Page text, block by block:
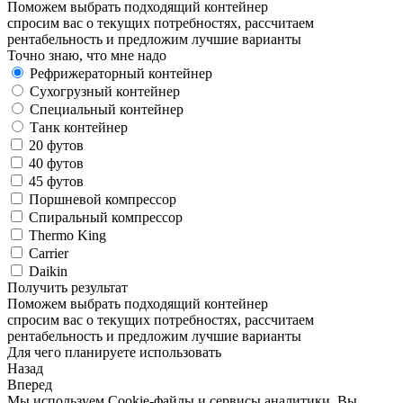
Поможем выбрать подходящий контейнер
спросим вас о текущих потребностях, рассчитаем
рентабельность и предложим лучшие варианты
Точно знаю, что мне надо
Рефрижераторный контейнер
Сухогрузный контейнер
Специальный контейнер
Танк контейнер
20 футов
40 футов
45 футов
Поршневой компрессор
Спиральный компрессор
Thermo King
Carrier
Daikin
Получить результат
Поможем выбрать подходящий контейнер
спросим вас о текущих потребностях, рассчитаем
рентабельность и предложим лучшие варианты
Для чего планируете использовать
Назад
Вперед